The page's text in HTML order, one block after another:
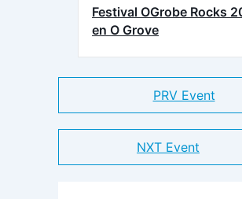
Festival OGrobe Rocks
en O Grove
PRV Event
NXT Event